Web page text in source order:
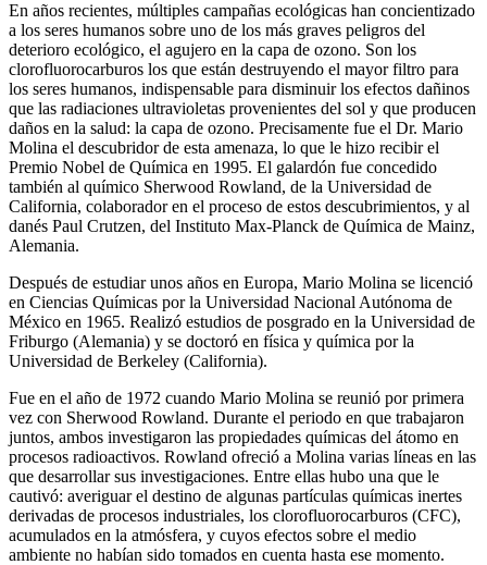
En años recientes, múltiples campañas ecológicas han concientizado
a los seres humanos sobre uno de los más graves peligros del
deterioro ecológico, el agujero en la capa de ozono. Son los
clorofluorocarburos los que están destruyendo el mayor filtro para
los seres humanos, indispensable para disminuir los efectos dañinos
que las radiaciones ultravioletas provenientes del sol y que producen
daños en la salud: la capa de ozono. Precisamente fue el Dr. Mario
Molina el descubridor de esta amenaza, lo que le hizo recibir el
Premio Nobel de Química en 1995. El galardón fue concedido
también al químico Sherwood Rowland, de la Universidad de
California, colaborador en el proceso de estos descubrimientos, y al
danés Paul Crutzen, del Instituto Max-Planck de Química de Mainz,
Alemania.
Después de estudiar unos años en Europa, Mario Molina se licenció
en Ciencias Químicas por la Universidad Nacional Autónoma de
México en 1965. Realizó estudios de posgrado en la Universidad de
Friburgo (Alemania) y se doctoró en física y química por la
Universidad de Berkeley (California).
Fue en el año de 1972 cuando Mario Molina se reunió por primera
vez con Sherwood Rowland. Durante el periodo en que trabajaron
juntos, ambos investigaron las propiedades químicas del átomo en
procesos radioactivos. Rowland ofreció a Molina varias líneas en las
que desarrollar sus investigaciones. Entre ellas hubo una que le
cautivó: averiguar el destino de algunas partículas químicas inertes
derivadas de procesos industriales, los clorofluorocarburos (CFC),
acumulados en la atmósfera, y cuyos efectos sobre el medio
ambiente no habían sido tomados en cuenta hasta ese momento.